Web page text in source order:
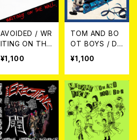
AVOIDED / WR
ITING ON THE
WALL 7EP
¥1,100
TOM AND BO
OT BOYS / DE
¥1,100